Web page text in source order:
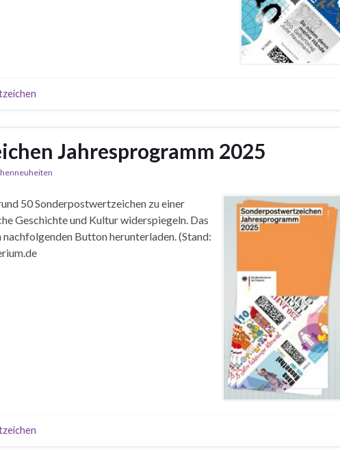
Jahresprogramm 2025
50 Sonderpostwertzeichen zu einer
Geschichte und Kultur widerspiegeln. Das
Button herunterladen. (Stand: